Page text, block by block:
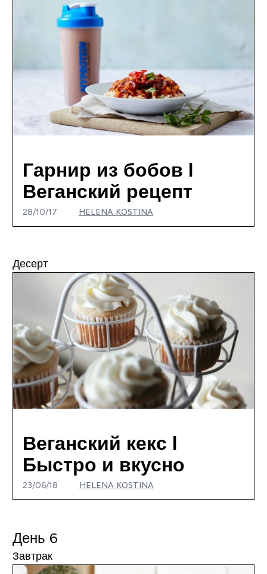
Гарнир из бобов I
Веганский рецепт
28/10/17 HELENA KOSTINA
Десерт
Веганский кекс I
Быстро и вкусно
23/06/18 HELENA KOSTINA
День 6
Завтрак